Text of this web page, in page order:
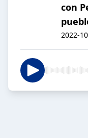
con
2022-